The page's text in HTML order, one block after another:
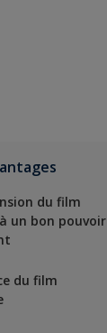
du film
un bon pouvoir
du film